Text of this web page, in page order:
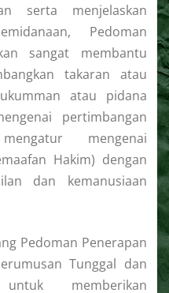
serta menjelaskan
Pedoman
sangat membantu
takaran atau
atau pidana
pertimbangan
mengenai
Hakim) dengan
dan kemanusiaan
Pedoman Penerapan
Tunggal dan
memberikan